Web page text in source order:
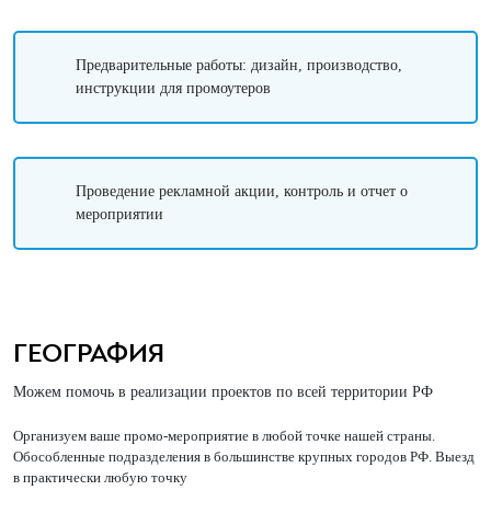
Предварительные работы: дизайн, производство,
инструкции для промоутеров
Проведение рекламной акции, контроль и отчет о
мероприятии
ГЕОГРАФИЯ
Можем помочь в реализации проектов по всей территории РФ
Организуем ваше промо-мероприятие в любой точке нашей страны.
Обособленные подразделения в большинстве крупных городов РФ. Выезд
в практически любую точку